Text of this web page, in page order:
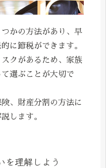
かの方法があり、早
に節税ができます。
クがあるため、家族
選ぶことが大切で
、財産分割の方法に
します。
を理解しよう